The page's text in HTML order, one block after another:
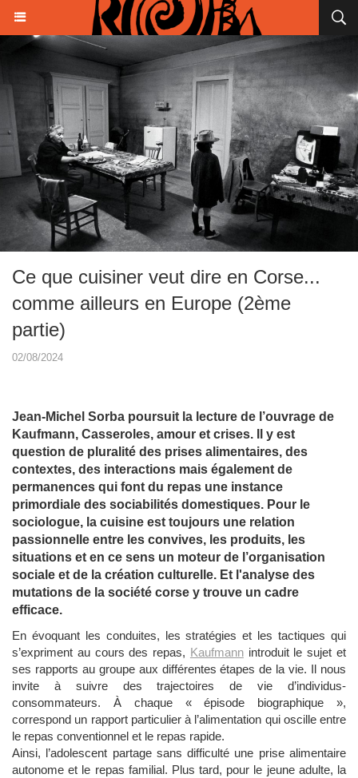
Ce que cuisiner veut dire en Corse...
comme ailleurs en Europe (2ème
partie)
02/08/2024
Jean-Michel Sorba poursuit la lecture de l’ouvrage de
Kaufmann, Casseroles, amour et crises. Il y est
question de pluralité des prises alimentaires, des
contextes, des interactions mais également de
permanences qui font du repas une instance
primordiale des sociabilités domestiques. Pour le
sociologue, la cuisine est toujours une relation
passionnelle entre les convives, les produits, les
situations et en ce sens un moteur de l’organisation
sociale et de la création culturelle. Et l'analyse des
mutations de la société corse y trouve un cadre
efficace.
En évoquant les conduites, les stratégies et les tactiques qui
s’expriment au cours des repas, Kaufmannintroduit le sujet et
ses rapports au groupe aux différentes étapes de la vie. Il nous
invite à suivre des trajectoires de vie d’individus-
consommateurs. À chaque « épisode biographique »,
correspond un rapport particulier à l’alimentation qui oscille entre
le repas conventionnel et le repas rapide.
Ainsi, l’adolescent partage sans difficulté une prise alimentaire
autonome et le repas familial. Plus tard, pour le jeune adulte, la